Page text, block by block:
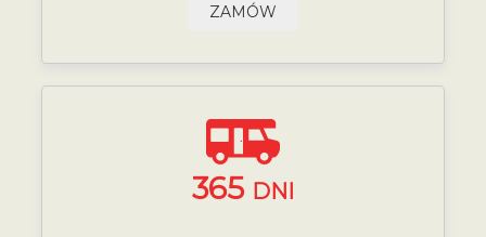
ZAMÓW
365 DNI